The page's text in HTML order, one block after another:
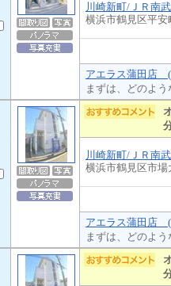
川崎新町/ＪＲ南
横浜市鶴見区平安
アエラス蒲田店 (
まずは、どのよ
川崎新町/ＪＲ南
横浜市鶴見区市場
アエラス蒲田店 (
まずは、どのよ